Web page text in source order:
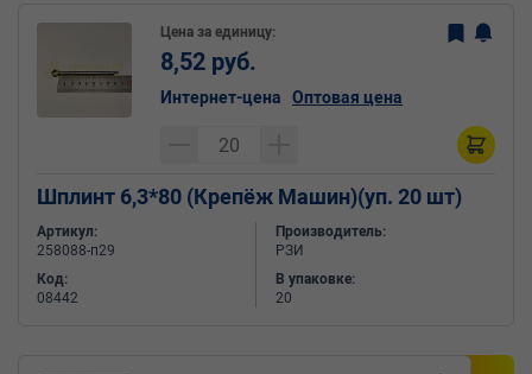
Шплинт 6,3*80 (Крепёж Машин)(уп. 20 шт)
Артикул:
258088-п29
Код:
08442
Производитель:
РЗИ
В упаковке:
20
Цена за единицу:
8,52 руб.
Интернет-цена Оптовая цена